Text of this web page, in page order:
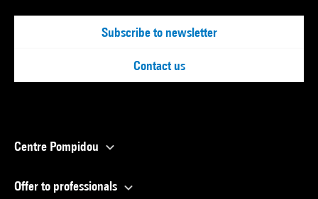
Subscribe to newsletter
Contact us
Centre Pompidou
Offer to professionals